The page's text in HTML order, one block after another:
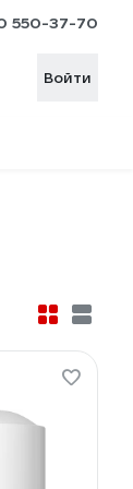
550-37-70
Войти